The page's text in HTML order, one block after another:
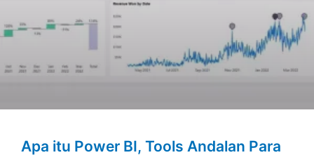
Apa itu Power BI, Tools Andalan Para